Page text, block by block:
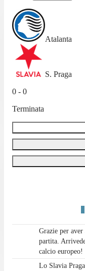
Atalanta
S. Praga
0 - 0
Terminata
Grazie per
partita.
calcio europeo!
Lo Slavia